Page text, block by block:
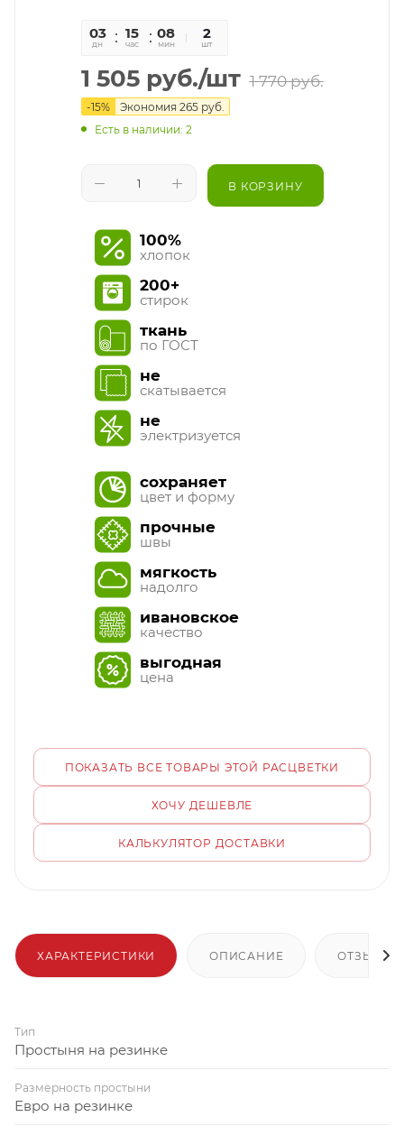
03
дн
15
час
08
мин
57
сек
2
шт
1 505руб./шт 1 770руб.
-15% Экономия 265руб.
Есть в наличии: 2
В КОРЗИНУ
100%
хлопок
200+
стирок
ткань
по ГОСТ
не
скатывается
не
электризуется
сохраняет
цвет и форму
прочные
швы
мягкость
надолго
ивановское
качество
выгодная
цена
ПОКАЗАТЬ ВСЕ ТОВАРЫ ЭТОЙ РАСЦВЕТКИ
ХОЧУ ДЕШЕВЛЕ
КАЛЬКУЛЯТОР ДОСТАВКИ
ХАРАКТЕРИСТИКИ ОПИСАНИЕ ОТЗЫВЫ
Тип
Простыня на резинке
Размерность простыни
Евро на резинке